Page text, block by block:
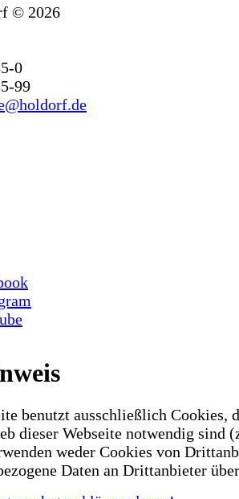
© 2026
0
99
benutzt ausschließlich Cookies,
dieser Webseite notwendig sind
weder Cookies von
Daten an Drittanbieter